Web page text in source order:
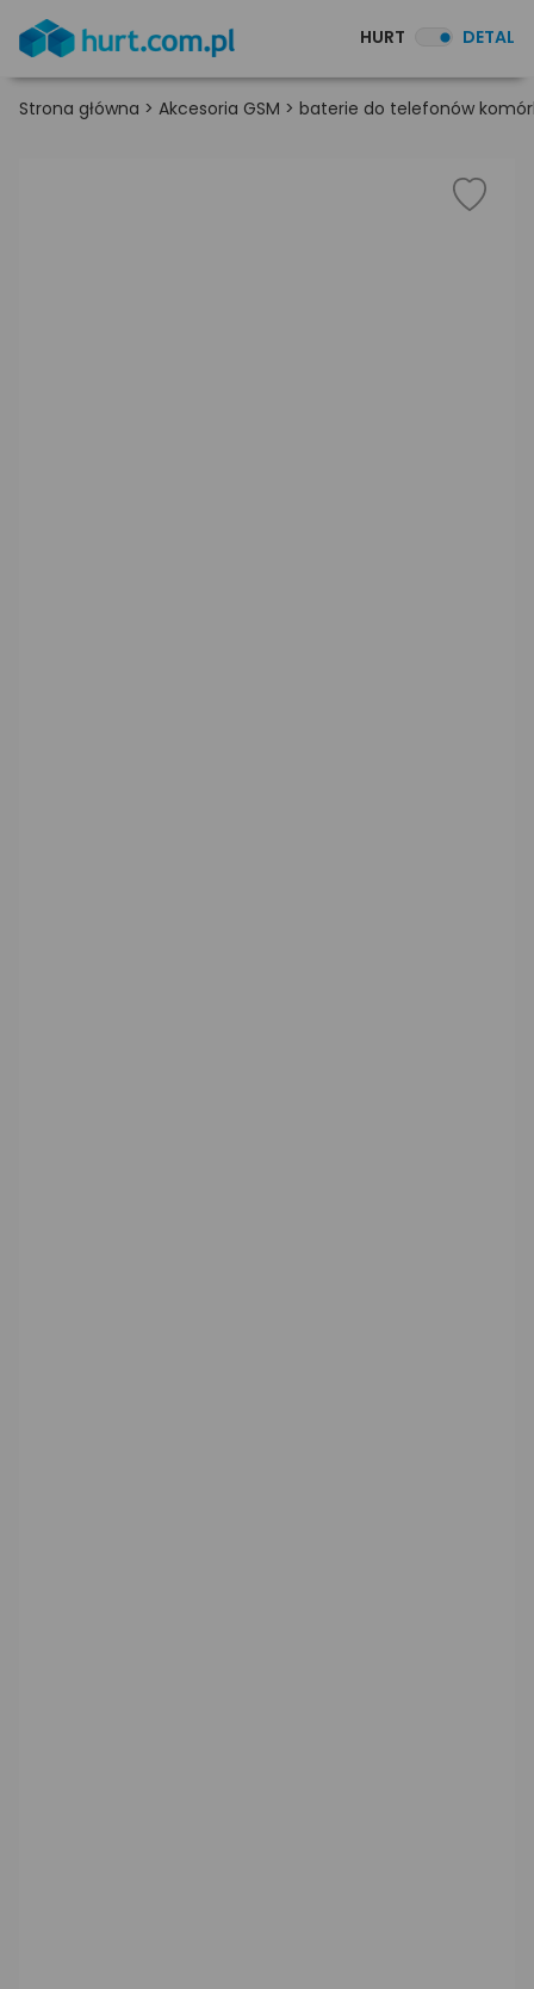
HURT DETAL
Strona główna > Akcesoria GSM > baterie do telefonów